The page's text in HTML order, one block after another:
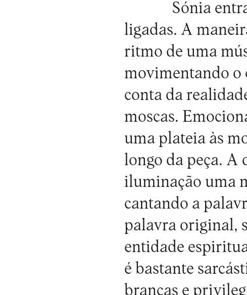
Sónia
ligadas. A
ritmo de uma
movimentando o
conta da
moscas.
uma plateia às
longo da peça. A
iluminação uma
cantando a
palavra original,
entidade
é bastante
brancas e